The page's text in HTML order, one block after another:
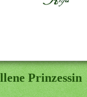
Prinzessin